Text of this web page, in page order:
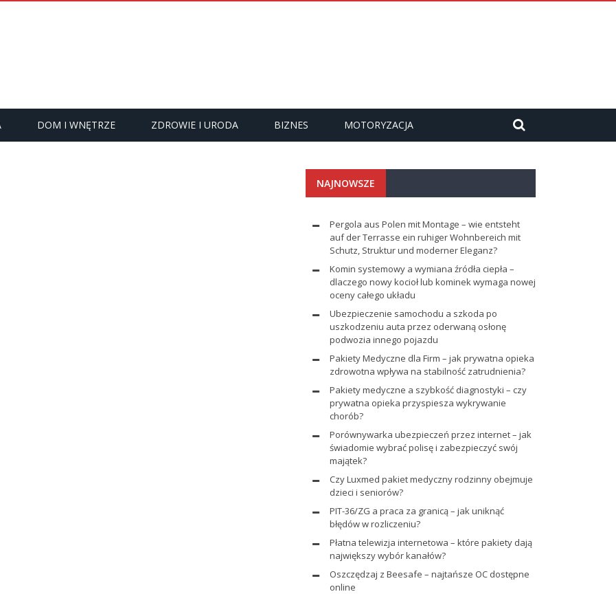
DOM I WNĘTRZE ZDROWIE I URODA BIZNES MOTORYZACJA
NAJNOWSZE
Pergola aus Polen mit Montage – wie entsteht
auf der Terrasse ein ruhiger Wohnbereich mit
Schutz, Struktur und moderner Eleganz?
Komin systemowy a wymiana źródła ciepła –
dlaczego nowy kocioł lub kominek wymaga nowej
oceny całego układu
Ubezpieczenie samochodu a szkoda po
uszkodzeniu auta przez oderwaną osłonę
podwozia innego pojazdu
Pakiety Medyczne dla Firm – jak prywatna opieka
zdrowotna wpływa na stabilność zatrudnienia?
Pakiety medyczne a szybkość diagnostyki – czy
prywatna opieka przyspiesza wykrywanie
chorób?
Porównywarka ubezpieczeń przez internet – jak
świadomie wybrać polisę i zabezpieczyć swój
majątek?
Czy Luxmed pakiet medyczny rodzinny obejmuje
dzieci i seniorów?
PIT-36/ZG a praca za granicą – jak uniknąć
błędów w rozliczeniu?
Płatna telewizja internetowa – które pakiety dają
największy wybór kanałów?
Oszczędzaj z Beesafe – najtańsze OC dostępne
online